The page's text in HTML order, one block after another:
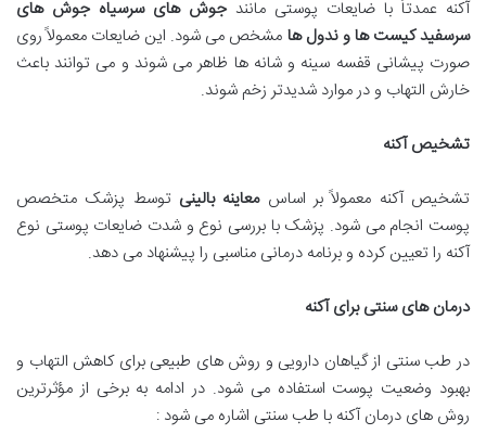
آکنه عمدتاً با ضایعات پوستی مانندجوش های سرسیاه جوش های
سرسفید کیست ها و ندول ها مشخص می شود. این ضایعات معمولاً روی
صورت پیشانی قفسه سینه و شانه ها ظاهر می شوند و می توانند باعث
خارش التهاب و در موارد شدیدتر زخم شوند.
تشخیص آکنه
تشخیص آکنه معمولاً بر اساسمعاینه بالینی توسط پزشک متخصص
پوست انجام می شود. پزشک با بررسی نوع و شدت ضایعات پوستی نوع
آکنه را تعیین کرده و برنامه درمانی مناسبی را پیشنهاد می دهد.
درمان های سنتی برای آکنه
در طب سنتی از گیاهان دارویی و روش های طبیعی برای کاهش التهاب و
بهبود وضعیت پوست استفاده می شود. در ادامه به برخی از مؤثرترین
روش های درمان آکنه با طب سنتی اشاره می شود :